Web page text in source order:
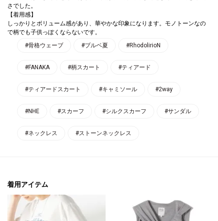
さでした。
【着用感】
しっかりとボリューム感があり、華やかな印象になります。モノトーンなの
で柄でも子供っぽくならないです。
#骨格ウェーブ
#ブルベ夏 #RhodolirioN
#FANAKA #柄スカート #ティアード
#ティアードスカート #キャミソール #2way
#NHE #スカーフ #シルクスカーフ #サンダル
#ネックレス #ストーンネックレス
着用アイテム